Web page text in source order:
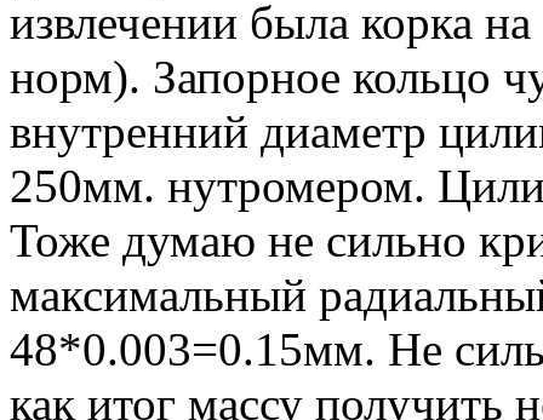
извлечении была корка
норм). Запорное кольцо
внутренний диаметр
250мм. нутромером.
Тоже думаю не сильно
максимальный
48*0.003=0.15мм. Не
как итог массу получить